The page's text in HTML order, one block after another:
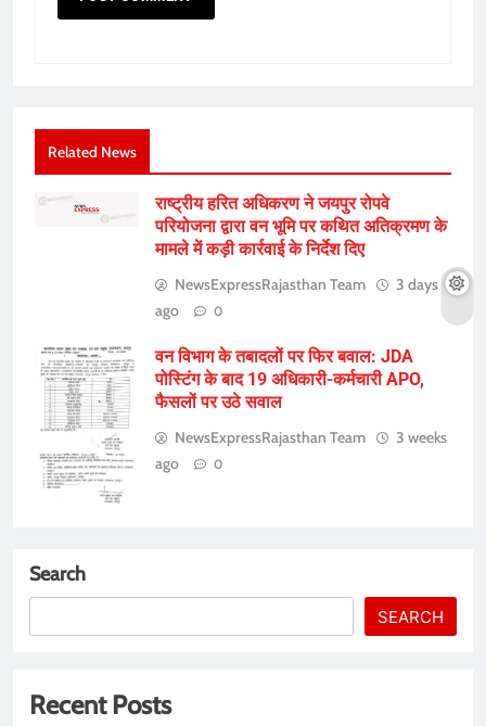
Related News
राष्ट्रीय हरित अधिकरण ने जयपुर रोपवे
परियोजना द्वारा वन भूमि पर कथित अतिक्रमण के
मामले में कड़ी कार्रवाई के निर्देश दिए
NewsExpressRajasthan Team
3 days
ago
0
वन विभाग के तबादलों पर फिर बवाल: JDA
पोस्टिंग के बाद 19 अधिकारी-कर्मचारी APO,
फैसलों पर उठे सवाल
NewsExpressRajasthan Team
3 weeks
ago
0
Search
SEARCH
Recent Posts